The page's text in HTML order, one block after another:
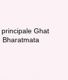
Ghat
Bharatmata